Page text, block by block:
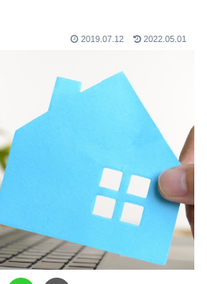
2019.07.12 2022.05.01